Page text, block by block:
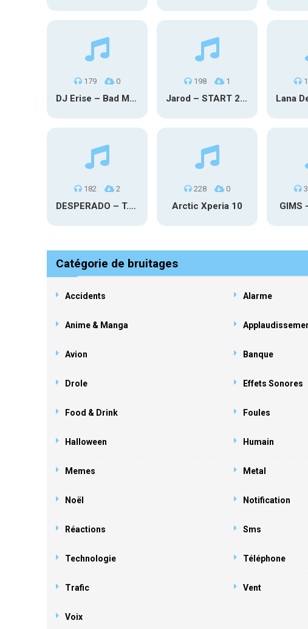
179 0
DJ Erise – Bad Mode
198 1
Jarod – START 2024
182 2
DESPERADO – T.O.P
228 0
Arctic Xperia 10 GIMS
Catégorie de bruitages
Accidents Alarme
Anime & Manga
Avion Banque
Drole Effets Sonores
Food & Drink Foules
Halloween Humain
Memes Metal
Noël Notification
Réactions Sms
Technologie Téléphone
Trafic Vent
Voix